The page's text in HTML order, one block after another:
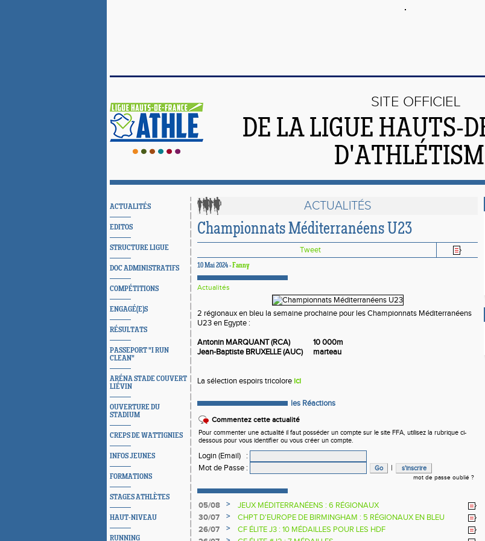
SITE OFFICIEL
DE LA LIGUE HAUTS-
ACTUALITÉS
EDITOS
STRUCTURE LIGUE
DOC ADMINISTRATIFS
COMPÉTITIONS
ENGAGÉ(E)S
RÉSULTATS
PASSEPORT "I RUN
CLEAN"
ARÉNA STADE COUVERT
LIÉVIN
OUVERTURE DU
STADIUM
CREPS DE WATTIGNIES
INFOS JEUNES
FORMATIONS
STAGES ATHLÈTES
HAUT-NIVEAU
RUNNING
ACTUALITÉS
Championnats Méditerranéens U23
Tweet
10 Mai 2024 -Fanny
Actualités
2 régionaux en bleu la semaine prochaine pour les Championnats Méditerranéens
U23 en Egypte :
Antonin MARQUANT (RCA)
10 000m
Jean-Baptiste BRUXELLE (AUC)
marteau
La sélection espoirs tricoloreici
les Réactions
Commentez cette actualité
Pour commenter une actualité il faut posséder un compte sur le site FFA, utilisez la rubrique ci-
dessous pour vous identifier ou vous créer un compte.
Login (Email)
:
Mot de Passe : |
mot de passe oublié ?
05/08 >
JEUX MÉDITERRANÉENS : 6 RÉGIONAUX
30/07
>
CHPT D'EUROPE DE BIRMINGHAM : 5 RÉGIONAUX EN BLEU
26/07
>
CF ÉLITE J3 : 10 MÉDAILLES POUR LES HDF